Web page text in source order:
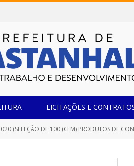
LICITAÇÕES E
CONTEÚDOS ARTÍSTICO-CULTURAIS EM FORMATO DIGITAL, COM APRESENTAÇÕES VIA LIVE OU VÍDEO INÉDITO PRÉ-